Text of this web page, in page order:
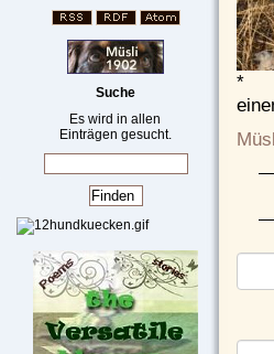
Suche
Es wird in allen
Einträgen gesucht.
*